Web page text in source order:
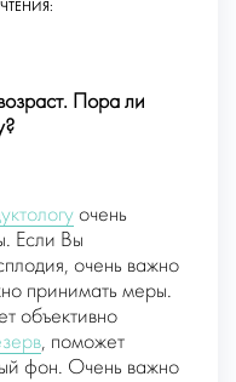
Пора ли
очень
Если Вы
очень важно
принимать меры.
объективно
, поможет
фон. Очень важно